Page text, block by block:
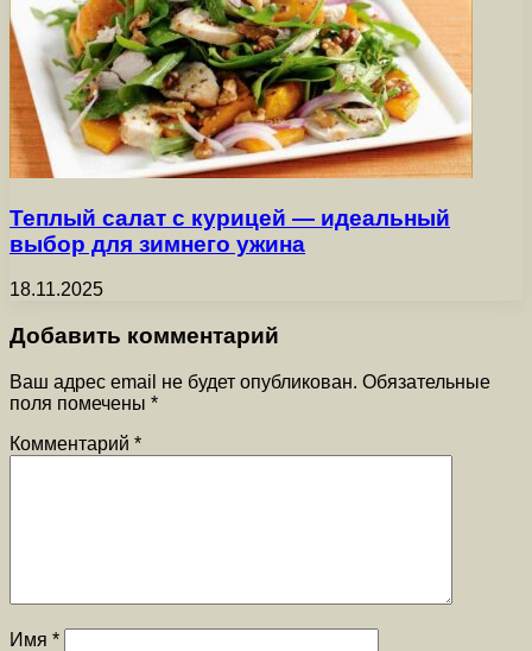
Теплый салат с курицей — идеальный
выбор для зимнего ужина
18.11.2025
Добавить комментарий
Ваш адрес email не будет опубликован. Обязательные
поля помечены *
Комментарий *
Имя *